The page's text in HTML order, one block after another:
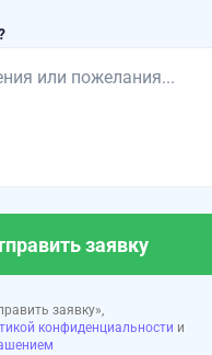
заявку
заявку»,
конфиденциальности и